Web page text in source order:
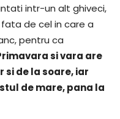
intr-un alt ghiveci,
de cel in care a
pentru ca
si vara are
si de la soare, iar
de mare, pana la